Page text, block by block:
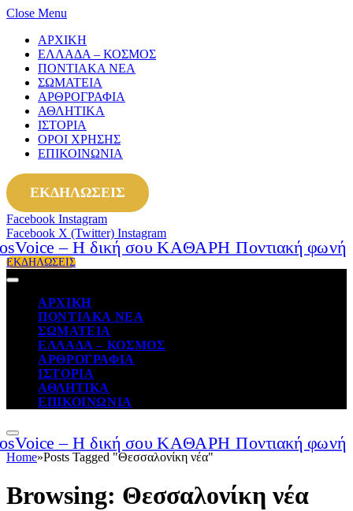
Close Menu
ΑΡΧΙΚΗ
ΕΛΛΑΔΑ – ΚΟΣΜΟΣ
ΠΟΝΤΙΑΚΑ ΝΕΑ
ΣΩΜΑΤΕΙΑ
ΑΡΘΡΟΓΡΑΦΙΑ
ΑΘΛΗΤΙΚΑ
ΙΣΤΟΡΙΑ
ΟΡΟΙ ΧΡΗΣΗΣ
ΕΠΙΚΟΙΝΩΝΙΑ
ΕΚΔΗΛΩΣΕΙΣ
Facebook Instagram
Facebook X (Twitter) Instagram
ΕΚΔΗΛΩΣΕΙΣ
ΑΡΧΙΚΗ
ΠΟΝΤΙΑΚΑ ΝΕΑ
ΣΩΜΑΤΕΙΑ
ΕΛΛΑΔΑ – ΚΟΣΜΟΣ
ΑΡΘΡΟΓΡΑΦΙΑ
ΙΣΤΟΡΙΑ
ΑΘΛΗΤΙΚΑ
ΕΠΙΚΟΙΝΩΝΙΑ
Home»Posts Tagged "Θεσσαλονίκη νέα"
Browsing: Θεσσαλονίκη νέα